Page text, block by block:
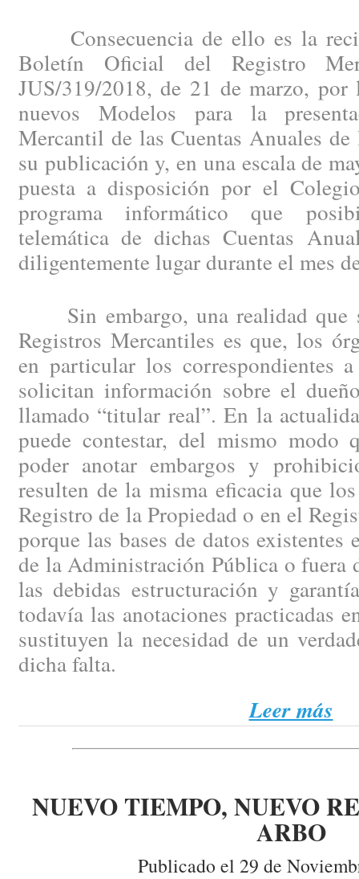
Consecuencia de ello es la
Boletín Oficial del Registro
JUS/319/2018, de 21 de marzo, por
nuevos Modelos para la
Mercantil de las Cuentas Anuales
su publicación y, en una escala de
puesta a disposición por el
programa informático que
telemática de dichas Cuentas
diligentemente lugar durante el mes
Sin embargo, una realidad que
Registros Mercantiles es que, los
en particular los correspondientes
solicitan información sobre el
llamado “titular real”. En la
puede contestar, del mismo modo
poder anotar embargos y
resulten de la misma eficacia que
Registro de la Propiedad o en el
porque las bases de datos
de la Administración Pública o fuera
las debidas estructuración y
todavía las anotaciones practicadas
sustituyen la necesidad de un
dicha falta.
Leer más
NUEVO TIEMPO, NUEVO
ARBO
Publicado el 29 de